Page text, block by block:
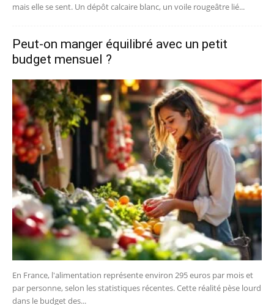
mais elle se sent. Un dépôt calcaire blanc, un voile rougeâtre lié...
Peut-on manger équilibré avec un petit
budget mensuel ?
En France, l'alimentation représente environ 295 euros par mois et
par personne, selon les statistiques récentes. Cette réalité pèse lourd
dans le budget des...